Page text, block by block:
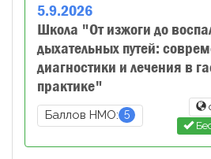
5.9.2026
Школа "От изжоги до
дыхательных путей:
диагностики и лечения в
практике"
Баллов НМО: 5